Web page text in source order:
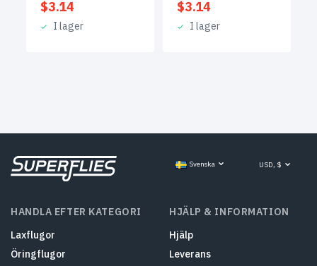
$3.14
I lager
$3.14
I lager
Svenska USD, $
HANDLA EFTER KATEGORI
Laxflugor
Öringflugor
HJÄLP & INFORMATION
Hjälp
Leverans